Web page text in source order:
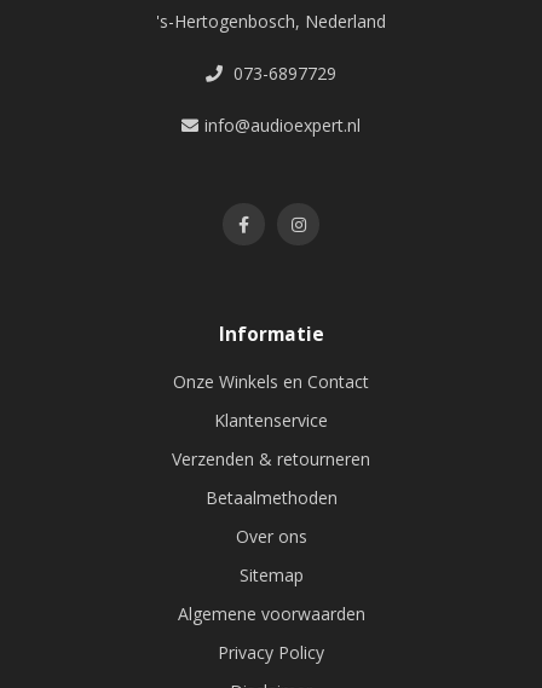
's-Hertogenbosch, Nederland
073-6897729
info@audioexpert.nl
Informatie
Onze Winkels en Contact
Klantenservice
Verzenden & retourneren
Betaalmethoden
Over ons
Sitemap
Algemene voorwaarden
Privacy Policy